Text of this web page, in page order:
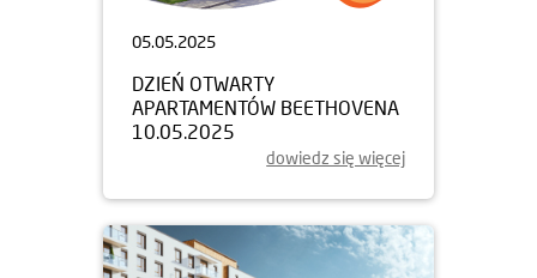
05.05.2025
DZIEŃ OTWARTY
APARTAMENTÓW BEETHOVENA
10.05.2025
dowiedz się więcej